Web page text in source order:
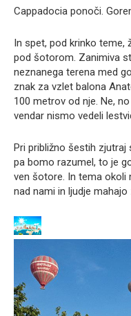
Cappadocia ponoči.
In spet, pod krinko teme,
pod šotorom. Zanimiva
neznanega terena med
znak za vzlet balona
100 metrov od nje. Ne,
vendar nismo vedeli
Pri približno šestih zjutraj
pa bomo razumel, to je
ven šotore. In tema okoli
nad nami in ljudje mahajo